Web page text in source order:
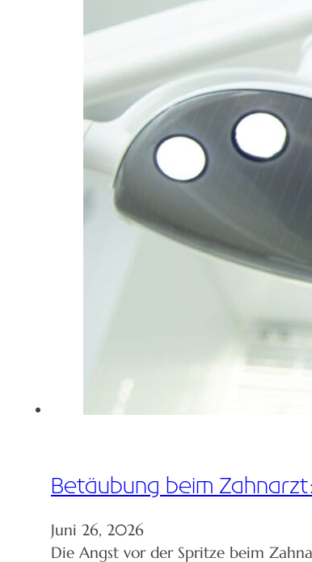
Betäubung beim
Juni 26, 2026
Die Angst vor der Spritze beim